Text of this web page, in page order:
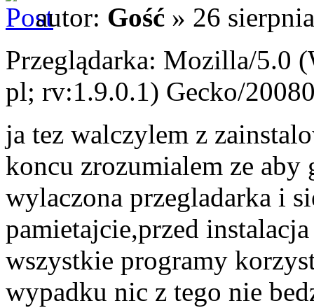
autor: Gość » 26
Przeglądarka: Mozilla/5.0
pl; rv:1.9.0.1) Gecko/
ja tez walczylem z
koncu zrozumialem ze aby
wylaczona przegladarka i
pamietajcie,przed
wszystkie programy
wypadku nic z tego nie